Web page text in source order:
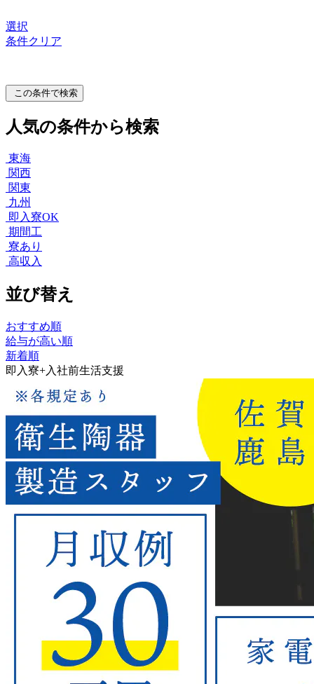
選択
条件クリア
この条件で検索
人気の条件から検索
東海
関西
関東
九州
即入寮OK
期間工
寮あり
高収入
並び替え
おすすめ順
給与が高い順
新着順
即入寮+入社前生活支援